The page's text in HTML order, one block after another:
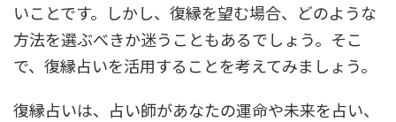
いことです。しかし、復縁を望む場合、どのような
方法を選ぶべきか迷うこともあるでしょう。そこ
で、復縁占いを活用することを考えてみましょう。
復縁占いは、占い師があなたの運命や未来を占い、